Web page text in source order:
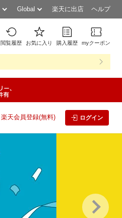
Global 楽天に出店 ヘルプ
閲覧履歴 お気に入り 購入履歴 myクーポン
楽天会員登録(無料) ログイン